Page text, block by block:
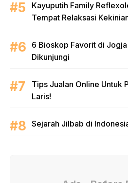
Kayuputih Family
Tempat Relaksasi
6 Bioskop Favorit di
Dikunjungi
Tips Jualan Online Untuk
Laris!
Sejarah Jilbab di